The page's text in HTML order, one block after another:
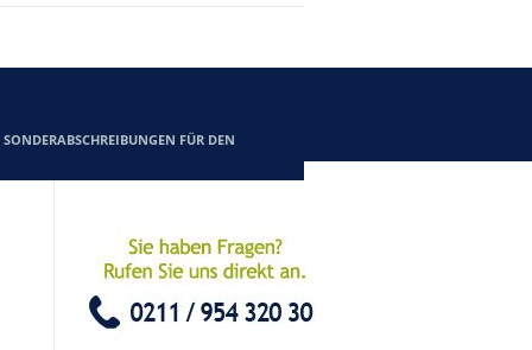
SONDERABSCHREIBUNGEN FÜR DEN